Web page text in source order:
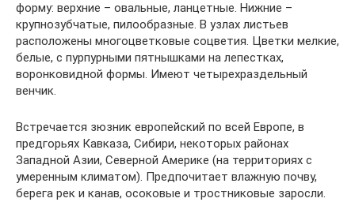
форму: верхние – овальные, ланцетные. Нижние –
крупнозубчатые, пилообразные. В узлах листьев
расположены многоцветковые соцветия. Цветки мелкие,
белые, с пурпурными пятнышками на лепестках,
воронковидной формы. Имеют четырехраздельный
венчик.
Встречается зюзник европейский по всей Европе, в
предгорьях Кавказа, Сибири, некоторых районах
Западной Азии, Северной Америке (на территориях с
умеренным климатом). Предпочитает влажную почву,
берега рек и канав, осоковые и тростниковые заросли.